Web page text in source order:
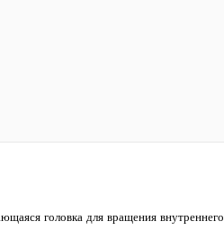
головка для вращения внутреннего